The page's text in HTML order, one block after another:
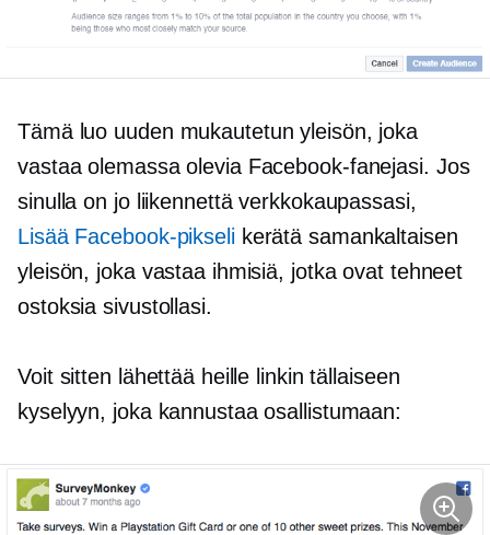
Tämä luo uuden mukautetun yleisön, joka
vastaa olemassa olevia Facebook-fanejasi. Jos
sinulla on jo liikennettä verkkokaupassasi,
Lisää Facebook-pikselikerätä samankaltaisen
yleisön, joka vastaa ihmisiä, jotka ovat tehneet
ostoksia sivustollasi.
Voit sitten lähettää heille linkin tällaiseen
kyselyyn, joka kannustaa osallistumaan: